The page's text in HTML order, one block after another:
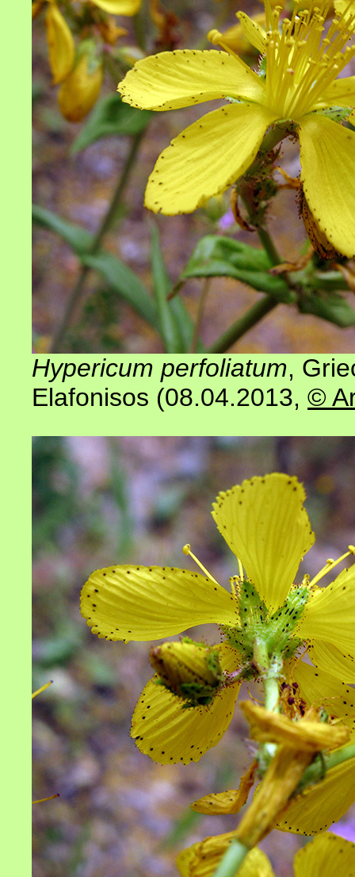
Hypericum perfoliatum,
Elafonisos (08.04.2013, ©